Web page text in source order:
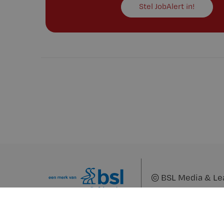
Stel JobAlert in!
© BSL Media &